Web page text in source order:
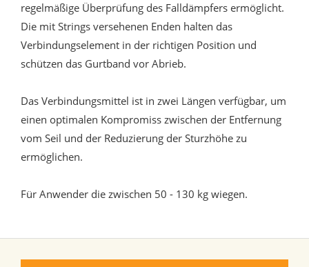
regelmäßige Überprüfung des Falldämpfers ermöglicht.
Die mit Strings versehenen Enden halten das
Verbindungselement in der richtigen Position und
schützen das Gurtband vor Abrieb.
Das Verbindungsmittel ist in zwei Längen verfügbar, um
einen optimalen Kompromiss zwischen der Entfernung
vom Seil und der Reduzierung der Sturzhöhe zu
ermöglichen.
Für Anwender die zwischen 50 - 130 kg wiegen.